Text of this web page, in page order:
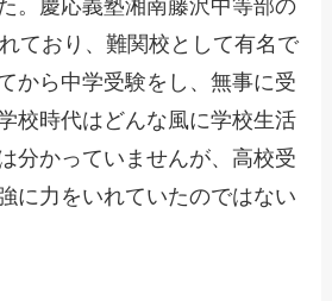
。慶応義塾湘南藤沢中等部の
ており、難関校として有名で
から中学受験をし、無事に受
校時代はどんな風に学校生活
分かっていませんが、高校受
に力をいれていたのではない